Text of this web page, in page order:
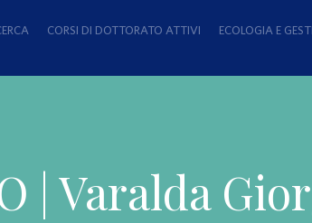
CORSI DI DOTTORATO ATTIVI ECOLOGIA E
| Varalda